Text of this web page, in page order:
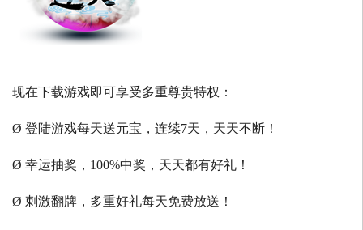
现在下载游戏即可享受多重尊贵特权：
Ø 登陆游戏每天送元宝，连续7天，天天不断！
Ø 幸运抽奖，100%中奖，天天都有好礼！
Ø 刺激翻牌，多重好礼每天免费放送！